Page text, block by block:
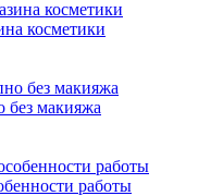
косметики
без макияжа
работы